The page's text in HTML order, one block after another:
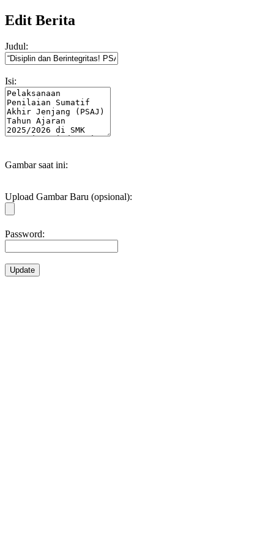
Edit Berita
Judul:
Isi:
Gambar saat ini:
Upload Gambar Baru (opsional):
Password:
Update